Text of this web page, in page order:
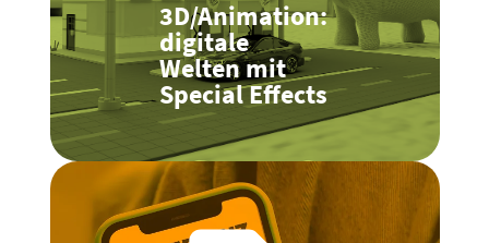
3D/Animation:
digitale
Welten mit
Special Effects